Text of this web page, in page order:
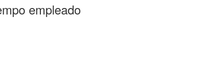
empleado